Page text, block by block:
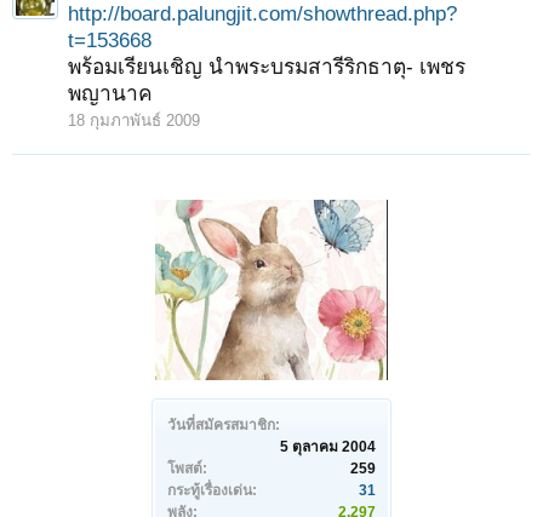
วันที่สมัครสมาชิก:
5 ตุลาคม 2004
โพสต์:
259
กระทู้เรื่องเด่น:
31
พลัง:
2,297
http://board.palungjit.com/showthread.php?
t=153668
พร้อมเรียนเชิญ นำพระบรมสารีริกธาตุ- เพชร
พญานาค
18 กุมภาพันธ์ 2009